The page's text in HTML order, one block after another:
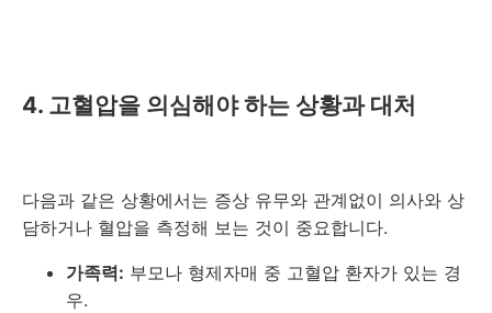
4. 고혈압을 의심해야 하는 상황과 대처
다음과 같은 상황에서는 증상 유무와 관계없이 의사와 상
담하거나 혈압을 측정해 보는 것이 중요합니다.
가족력: 부모나 형제자매 중 고혈압 환자가 있는 경
우.